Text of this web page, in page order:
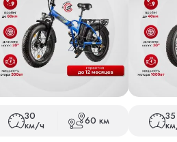
30
км/ч 60 км 35